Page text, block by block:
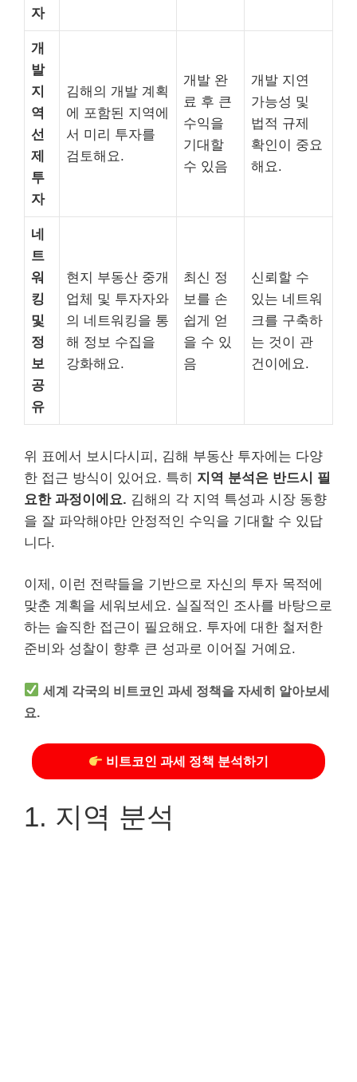
자
개
발
지
역
선
제
투
자
김해의 개발 계획
에 포함된 지역에
서 미리 투자를
검토해요.
개발 완
료 후 큰
수익을
기대할
수 있음
개발 지연
가능성 및
법적 규제
확인이 중요
해요.
네
트
워
킹
및
정
보
공
유
현지 부동산 중개
업체 및 투자자와
의 네트워킹을 통
해 정보 수집을
강화해요.
최신 정
보를 손
쉽게 얻
을 수 있
음
신뢰할 수
있는 네트워
크를 구축하
는 것이 관
건이에요.
위 표에서 보시다시피, 김해 부동산 투자에는 다양
한 접근 방식이 있어요. 특히 지역 분석은 반드시 필
요한 과정이에요. 김해의 각 지역 특성과 시장 동향
을 잘 파악해야만 안정적인 수익을 기대할 수 있답
니다.
이제, 이런 전략들을 기반으로 자신의 투자 목적에
맞춘 계획을 세워보세요. 실질적인 조사를 바탕으로
하는 솔직한 접근이 필요해요. 투자에 대한 철저한
준비와 성찰이 향후 큰 성과로 이어질 거예요.
세계 각국의 비트코인 과세 정책을 자세히 알아보세
요.
비트코인 과세 정책 분석하기
1. 지역 분석